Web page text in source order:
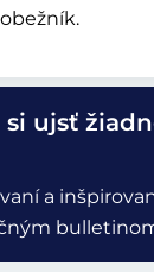
ujsť
a